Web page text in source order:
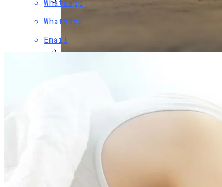
Врачи Объяснили, Почему Нельзя
Часто Пить Кофе
В Свободе Объяснили Низкий Процент
На Выборах В Раду
Whatsapp
Whatsapp
Email